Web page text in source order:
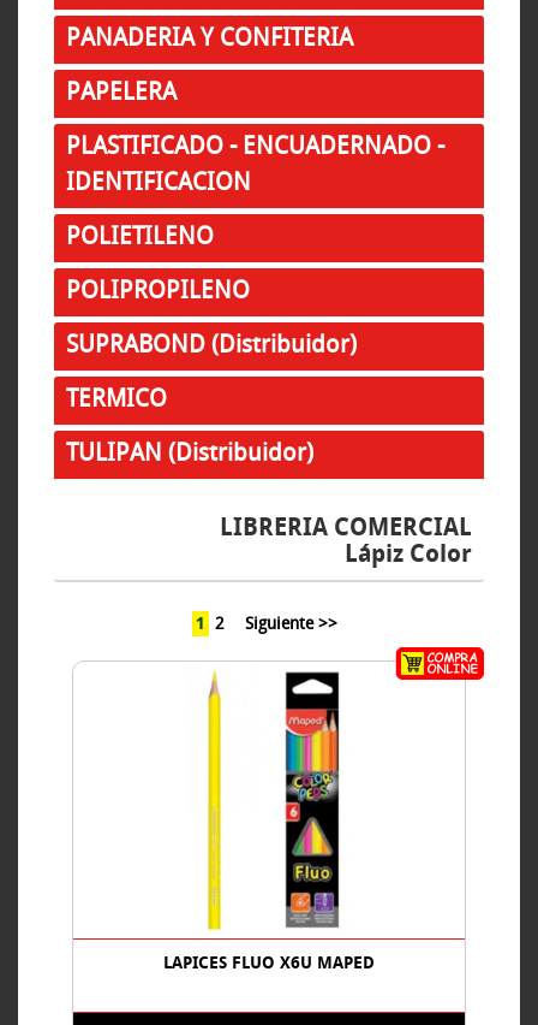
PANADERIA Y CONFITERIA
PAPELERA
PLASTIFICADO - ENCUADERNADO -
IDENTIFICACION
POLIETILENO
POLIPROPILENO
SUPRABOND (Distribuidor)
TERMICO
TULIPAN (Distribuidor)
LIBRERIA COMERCIAL
Lápiz Color
1 2 Siguiente >>
LAPICES FLUO X6U MAPED